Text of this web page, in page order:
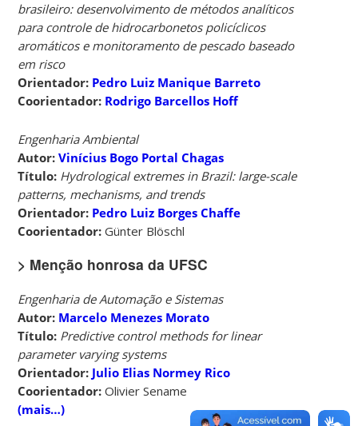
brasileiro: desenvolvimento de métodos analíticos
para controle de hidrocarbonetos policíclicos
aromáticos e monitoramento de pescado baseado
em risco
Orientador: Pedro Luiz Manique Barreto
Coorientador: Rodrigo Barcellos Hoff
Engenharia Ambiental
Autor: Vinícius Bogo Portal Chagas
Título: Hydrological extremes in Brazil: large-scale
patterns, mechanisms, and trends
Orientador: Pedro Luiz Borges Chaffe
Coorientador: Günter Blöschl
> Menção honrosa da UFSC
Engenharia de Automação e Sistemas
Autor: Marcelo Menezes Morato
Título: Predictive control methods for linear
parameter varying systems
Orientador: Julio Elias Normey Rico
Coorientador: Olivier Sename
(mais…)